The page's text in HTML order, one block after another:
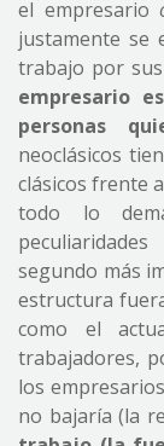
el empresario
justamente se
trabajo por
empresario
personas
neoclásicos
clásicos frente a
todo lo
segundo más
estructura
como el
trabajadores,
los
no bajaría (la